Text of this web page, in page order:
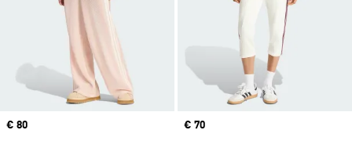
Price
€ 80
Price
€ 70